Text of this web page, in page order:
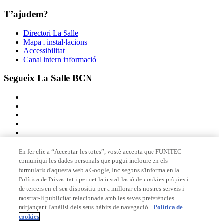
T’ajudem?
Directori La Salle
Mapa i instal·lacions
Accessibilitat
Canal intern informació
Segueix La Salle BCN
Membre de
Acreditacions
En fer clic a “Acceptar-les totes”, vostè accepta que FUNITEC
comuniqui les dades personals que pugui incloure en els
formularis d'aquesta web a Google, Inc segons s'informa en la
Política de Privacitat i permet la instal·lació de cookies pròpies i
de tercers en el seu dispositiu per a millorar els nostres serveis i
mostrar-li publicitat relacionada amb les seves preferències
mitjançant l'anàlisi dels seus hàbits de navegació. Política de
cookies